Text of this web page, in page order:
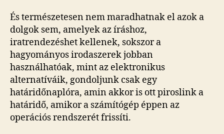
És természetesen nem maradhatnak el azok a
dolgok sem, amelyek az íráshoz,
iratrendezéshet kellenek, sokszor a
hagyományos irodaszerek jobban
használhatóak, mint az elektronikus
alternatíváik, gondoljunk csak egy
határidőnaplóra, amin akkor is ott piroslink a
határidő, amikor a számítógép éppen az
operációs rendszerét frissíti.